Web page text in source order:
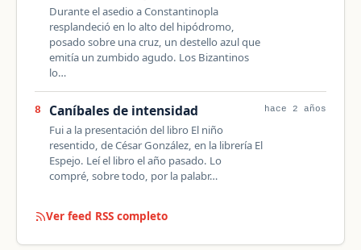
Durante el asedio a Constantinopla
resplandeció en lo alto del hipódromo,
posado sobre una cruz, un destello azul que
emitía un zumbido agudo. Los Bizantinos
lo…
8 Caníbales de intensidad
Fui a la presentación del libro El niño
resentido, de César González, en la librería El
Espejo. Leí el libro el año pasado. Lo
compré, sobre todo, por la palabr…
hace 2 años
Ver feed RSS completo